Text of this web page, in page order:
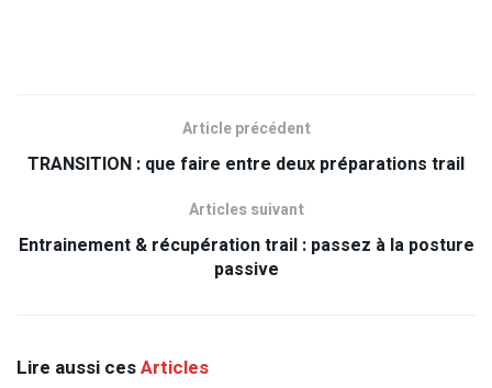
Article précédent
TRANSITION : que faire entre deux préparations trail
Articles suivant
Entrainement & récupération trail : passez à la posture
passive
Lire aussi cesArticles